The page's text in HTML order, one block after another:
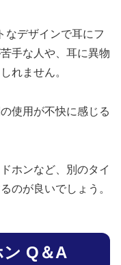
なデザインで耳にフ
手な人や、耳に異物
れません。
使用が不快に感じる
ホンなど、別のタイ
のが良いでしょう。
Q＆A